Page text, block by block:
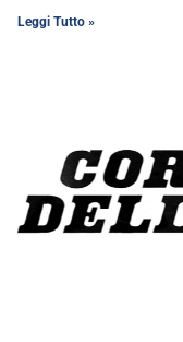
Leggi Tutto »